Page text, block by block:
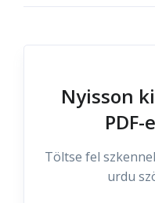
Nyisson
Töltse fel
urdu